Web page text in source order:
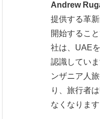
Andrew
提供する革
開始するこ
社は、UAE
認識してい
ンザニア人
り、旅行者
なくなります